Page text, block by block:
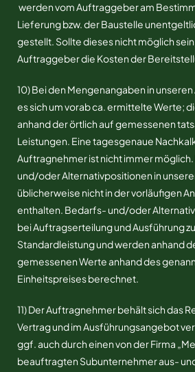
werden vom Auftraggeber am
Lieferung bzw. der Baustelle
gestellt. Sollte dieses nicht möglich
Auftraggeber die Kosten der
10) Bei den Mengenangaben in
es sich um vorab ca. ermittelte Werte;
anhand der örtlich auf gemessenen
Leistungen. Eine tagesgenaue
Auftragnehmer ist nicht immer
und/oder Alternativpositionen in
üblicherweise nicht in der vorläufigen
enthalten. Bedarfs- und/oder
bei Auftragserteilung und Ausführung
Standardleistung und werden anhand
gemessenen Werte anhand des
Einheitspreises berechnet.
11) Der Auftragnehmer behält sich das
Vertrag und im Ausführungsangebot
ggf. auch durch einen von der Firma
beauftragten Subunternehmer aus-